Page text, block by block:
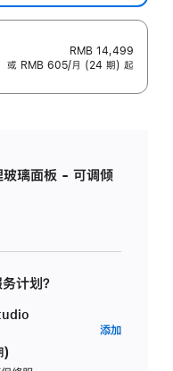
RMB 14,499
或 RMB 605/月 (24 期) 起
璃面板 - 可调倾
计划？
)
添加